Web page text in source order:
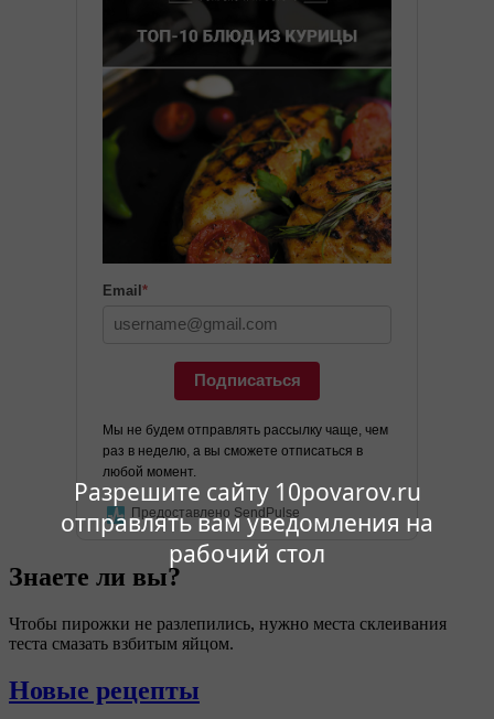
Разрешите сайту 10povarov.ru
отправлять вам уведомления на
рабочий стол
Email *
Подписаться
Мы не будем отправлять рассылку чаще, чем
раз в неделю, а вы сможете отписаться в
любой момент.
Предоставлено SendPulse
Знаете ли вы?
Чтобы пирожки не разлепились, нужно места склеивания
теста смазать взбитым яйцом.
Новые рецепты